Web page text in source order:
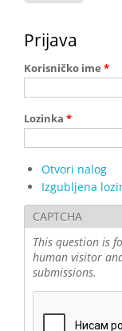
Prijava
Korisničko ime *
Lozinka *
Otvori nalog
Izgubljena
CAPTCHA
This question is
human visitor
submissions.